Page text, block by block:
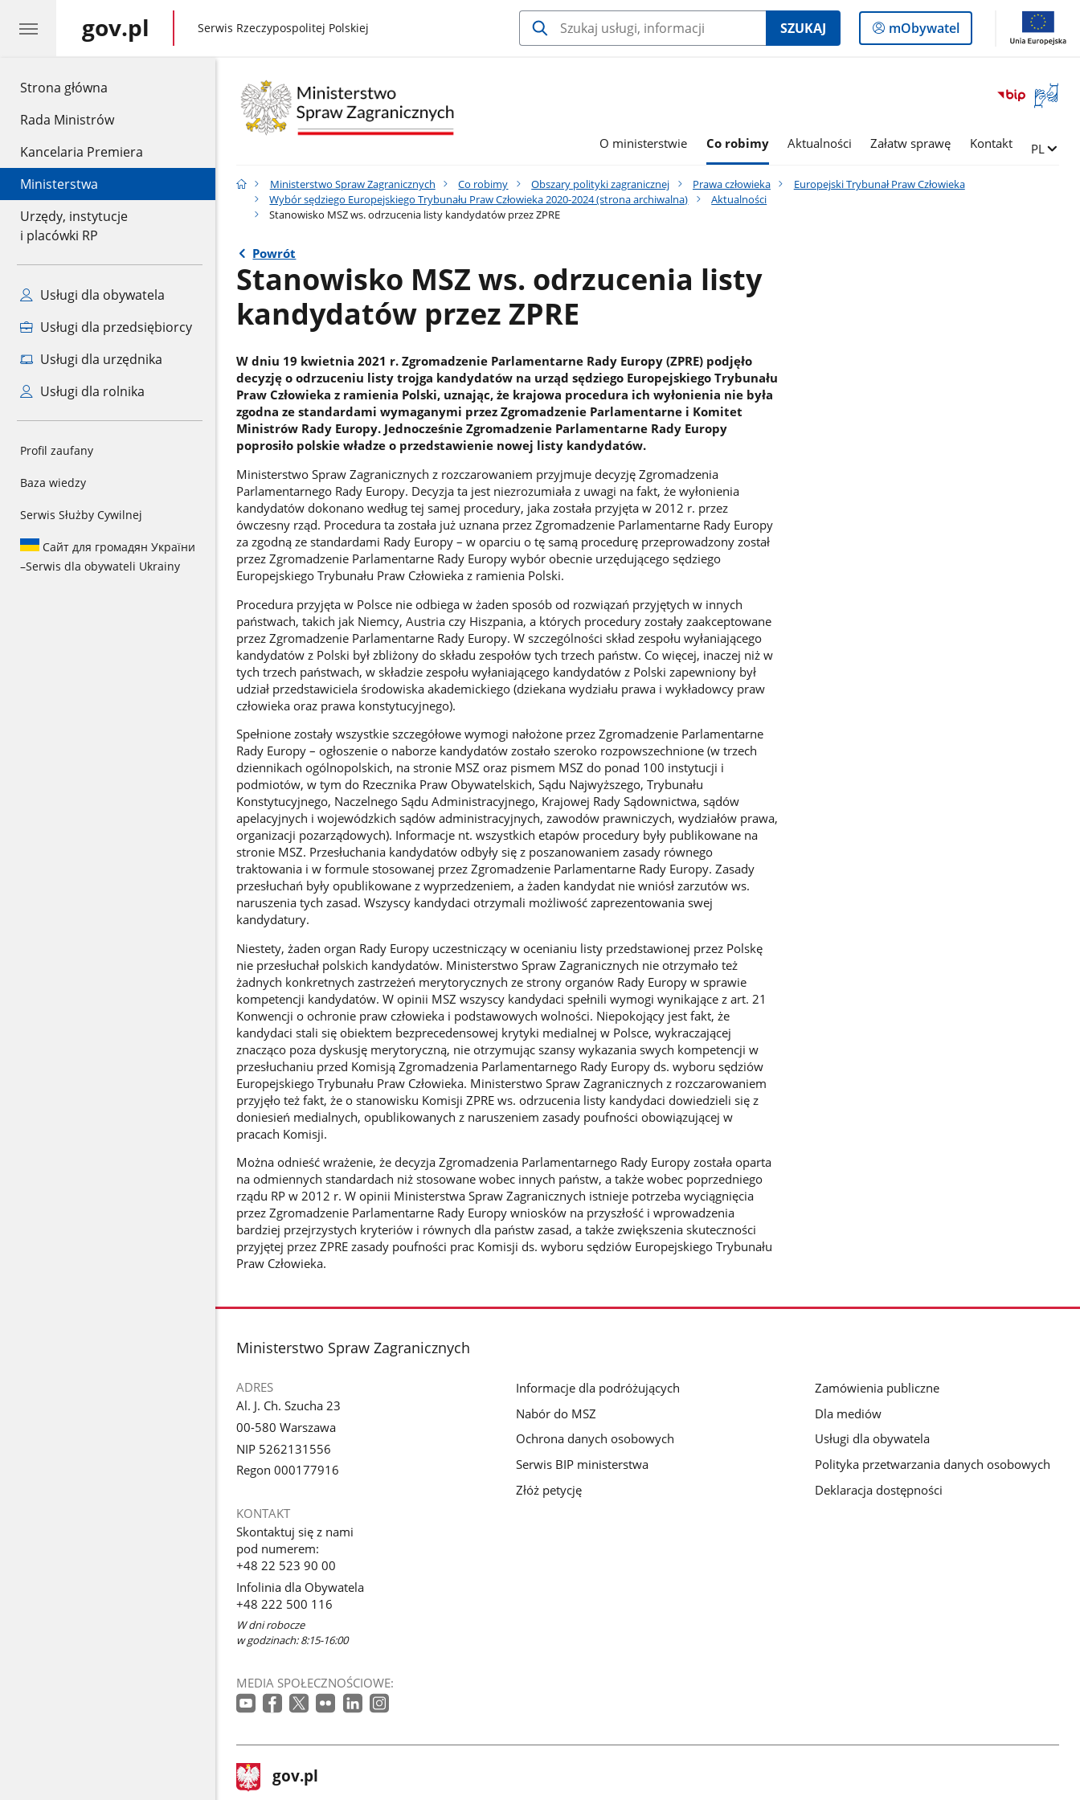
Strona główna
Rada Ministrów
Kancelaria Premiera
Ministerstwa
Urzędy, instytucje
i placówki RP
Usługi dla obywatela
Usługi dla przedsiębiorcy
Usługi dla urzędnika
Usługi dla rolnika
Profil zaufany
Baza wiedzy
Serwis Służby Cywilnej
Сайт для громадян України
–Serwis dla obywateli Ukrainy
gov.pl gov.pl
Serwis Rzeczypospolitej Polskiej SZUKAJ
Logowanie
do
mObywatel
Otwórz
okno
języka
O ministerstwie Co robimy Aktualności Załatw sprawę Kontakt Zmień
PL
Ministerstwo Spraw Zagranicznych Co robimy Obszary polityki zagranicznej Prawa człowieka
Europejski Trybunał Praw Człowieka
Wybór sędziego Europejskiego Trybunału Praw Człowieka 2020-2024 (strona archiwalna)
Aktualności
Stanowisko MSZ ws. odrzucenia listy kandydatów przez ZPRE
Powrót
Stanowisko MSZ ws. odrzucenia listy
kandydatów przez ZPRE
W dniu 19 kwietnia 2021 r. Zgromadzenie Parlamentarne Rady Europy (ZPRE) podjęło
decyzję o odrzuceniu listy trojga kandydatów na urząd sędziego Europejskiego Trybunału
Praw Człowieka z ramienia Polski, uznając, że krajowa procedura ich wyłonienia nie była
zgodna ze standardami wymaganymi przez Zgromadzenie Parlamentarne i Komitet
Ministrów Rady Europy. Jednocześnie Zgromadzenie Parlamentarne Rady Europy
poprosiło polskie władze o przedstawienie nowej listy kandydatów.
Ministerstwo Spraw Zagranicznych z rozczarowaniem przyjmuje decyzję Zgromadzenia
Parlamentarnego Rady Europy. Decyzja ta jest niezrozumiała z uwagi na fakt, że wyłonienia
kandydatów dokonano według tej samej procedury, jaka została przyjęta w 2012 r. przez
ówczesny rząd. Procedura ta została już uznana przez Zgromadzenie Parlamentarne Rady Europy
za zgodną ze standardami Rady Europy – w oparciu o tę samą procedurę przeprowadzony został
przez Zgromadzenie Parlamentarne Rady Europy wybór obecnie urzędującego sędziego
Europejskiego Trybunału Praw Człowieka z ramienia Polski.
Procedura przyjęta w Polsce nie odbiega w żaden sposób od rozwiązań przyjętych w innych
państwach, takich jak Niemcy, Austria czy Hiszpania, a których procedury zostały zaakceptowane
przez Zgromadzenie Parlamentarne Rady Europy. W szczególności skład zespołu wyłaniającego
kandydatów z Polski był zbliżony do składu zespołów tych trzech państw. Co więcej, inaczej niż w
tych trzech państwach, w składzie zespołu wyłaniającego kandydatów z Polski zapewniony był
udział przedstawiciela środowiska akademickiego (dziekana wydziału prawa i wykładowcy praw
człowieka oraz prawa konstytucyjnego).
Spełnione zostały wszystkie szczegółowe wymogi nałożone przez Zgromadzenie Parlamentarne
Rady Europy – ogłoszenie o naborze kandydatów zostało szeroko rozpowszechnione (w trzech
dziennikach ogólnopolskich, na stronie MSZ oraz pismem MSZ do ponad 100 instytucji i
podmiotów, w tym do Rzecznika Praw Obywatelskich, Sądu Najwyższego, Trybunału
Konstytucyjnego, Naczelnego Sądu Administracyjnego, Krajowej Rady Sądownictwa, sądów
apelacyjnych i wojewódzkich sądów administracyjnych, zawodów prawniczych, wydziałów prawa,
organizacji pozarządowych). Informacje nt. wszystkich etapów procedury były publikowane na
stronie MSZ. Przesłuchania kandydatów odbyły się z poszanowaniem zasady równego
traktowania i w formule stosowanej przez Zgromadzenie Parlamentarne Rady Europy. Zasady
przesłuchań były opublikowane z wyprzedzeniem, a żaden kandydat nie wniósł zarzutów ws.
naruszenia tych zasad. Wszyscy kandydaci otrzymali możliwość zaprezentowania swej
kandydatury.
Niestety, żaden organ Rady Europy uczestniczący w ocenianiu listy przedstawionej przez Polskę
nie przesłuchał polskich kandydatów. Ministerstwo Spraw Zagranicznych nie otrzymało też
żadnych konkretnych zastrzeżeń merytorycznych ze strony organów Rady Europy w sprawie
kompetencji kandydatów. W opinii MSZ wszyscy kandydaci spełnili wymogi wynikające z art. 21
Konwencji o ochronie praw człowieka i podstawowych wolności. Niepokojący jest fakt, że
kandydaci stali się obiektem bezprecedensowej krytyki medialnej w Polsce, wykraczającej
znacząco poza dyskusję merytoryczną, nie otrzymując szansy wykazania swych kompetencji w
przesłuchaniu przed Komisją Zgromadzenia Parlamentarnego Rady Europy ds. wyboru sędziów
Europejskiego Trybunału Praw Człowieka. Ministerstwo Spraw Zagranicznych z rozczarowaniem
przyjęło też fakt, że o stanowisku Komisji ZPRE ws. odrzucenia listy kandydaci dowiedzieli się z
doniesień medialnych, opublikowanych z naruszeniem zasady poufności obowiązującej w
pracach Komisji.
Można odnieść wrażenie, że decyzja Zgromadzenia Parlamentarnego Rady Europy została oparta
na odmiennych standardach niż stosowane wobec innych państw, a także wobec poprzedniego
rządu RP w 2012 r. W opinii Ministerstwa Spraw Zagranicznych istnieje potrzeba wyciągnięcia
przez Zgromadzenie Parlamentarne Rady Europy wniosków na przyszłość i wprowadzenia
bardziej przejrzystych kryteriów i równych dla państw zasad, a także zwiększenia skuteczności
przyjętej przez ZPRE zasady poufności prac Komisji ds. wyboru sędziów Europejskiego Trybunału
Praw Człowieka.
stopka
Ministerstwo Spraw Zagranicznych
ADRES
Al. J. Ch. Szucha 23
00-580 Warszawa
NIP 5262131556
Regon 000177916
KONTAKT
Skontaktuj się z nami
pod numerem:
+48 22 523 90 00
Infolinia dla Obywatela
+48 222 500 116
W dni robocze
w godzinach: 8:15-16:00
MEDIA SPOŁECZNOŚCIOWE:
Informacje dla podróżujących
Nabór do MSZ
Ochrona danych osobowych
Serwis BIP ministerstwa
Złóż petycję
Zamówienia publiczne
Dla mediów
Usługi dla obywatela
Polityka przetwarzania danych osobowych
Deklaracja dostępności
stopka
gov.pl Strona
gov.pl